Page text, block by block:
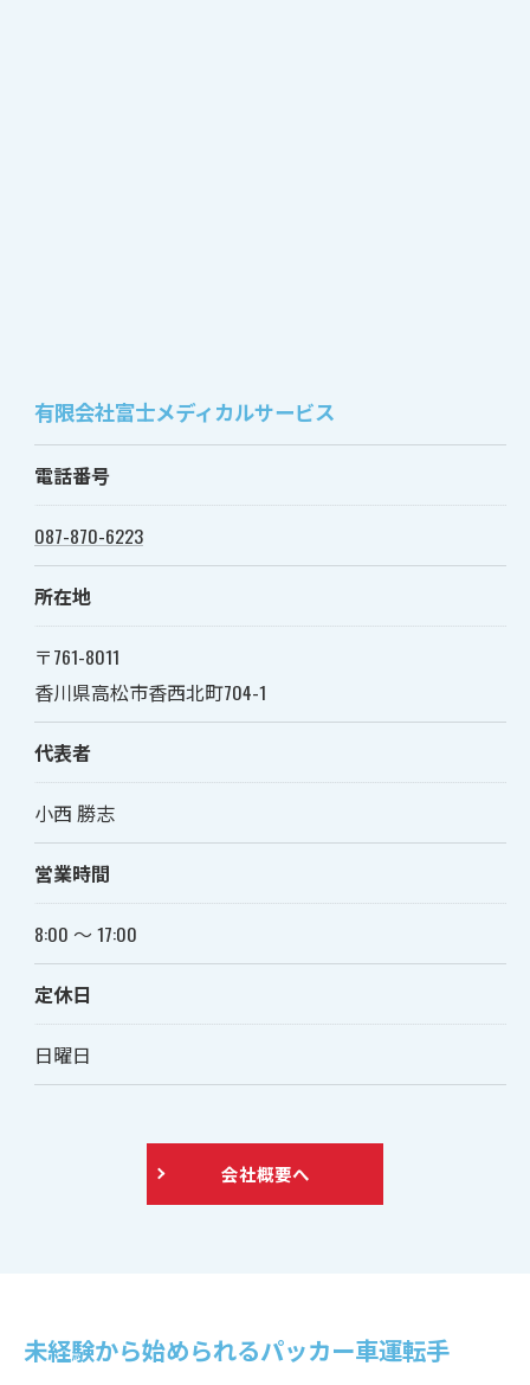
有限会社富士メディカルサービス
電話番号
087-870-6223
所在地
〒761-8011
香川県高松市香西北町704-1
代表者
小西 勝志
営業時間
8:00 〜 17:00
定休日
日曜日
会社概要へ
未経験から始められるパッカー車運転手